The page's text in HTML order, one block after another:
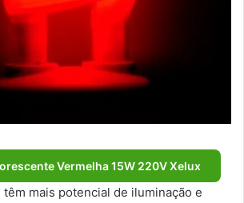
Vermelha 15W 220V Xelux
têm mais potencial de iluminação e